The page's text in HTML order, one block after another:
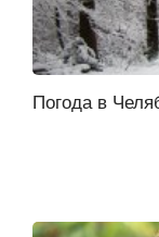
Погода в